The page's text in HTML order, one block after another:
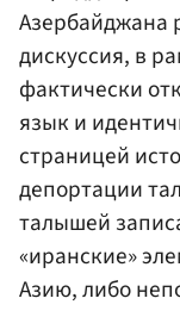
Азербайджана
дискуссия, в
фактически
язык и
страницей
депортации
талышей
«иранские»
Азию, либо